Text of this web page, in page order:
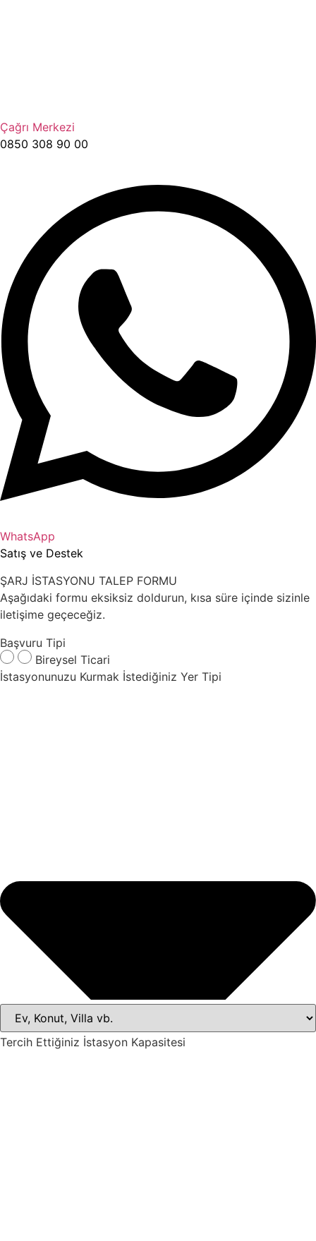
Çağrı Merkezi
0850 308 90 00​
WhatsApp
Satış ve Destek
ŞARJ İSTASYONU TALEP FORMU
Aşağıdaki formu eksiksiz doldurun, kısa süre içinde sizinle
iletişime geçeceğiz.
Başvuru Tipi
Bireysel Ticari
İstasyonunuzu Kurmak İstediğiniz Yer Tipi
Tercih Ettiğiniz İstasyon Kapasitesi